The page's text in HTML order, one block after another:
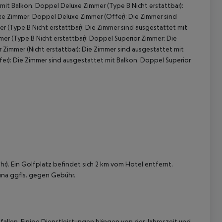
Balkon. Doppel Deluxe Zimmer (Type B Nicht erstattbar):
Doppel Deluxe Zimmer (Offer): Die Zimmer sind
(Type B Nicht erstattbar): Die Zimmer sind ausgestattet mit
(Type B Nicht erstattbar): Doppel Superior Zimmer: Die
(Nicht erstattbar): Die Zimmer sind ausgestattet mit
Die Zimmer sind ausgestattet mit Balkon. Doppel Superior
Ein Golfplatz befindet sich 2 km vom Hotel entfernt.
ggfls. gegen Gebühr.